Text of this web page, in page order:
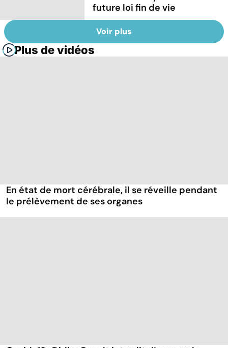
future loi fin de vie
Voir plus
Plus de vidéos
En état de mort cérébrale, il se réveille pendant
le prélèvement de ses organes